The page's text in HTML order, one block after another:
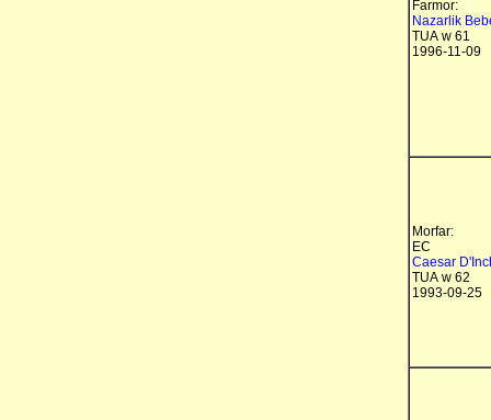
Farmor:
Nazarlik
TUA w 61
1996-11-09
Morfar:
EC
Caesar
TUA w 62
1993-09-25